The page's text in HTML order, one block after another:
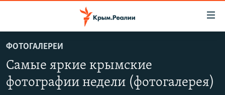
основному
содержанию
Вернутся
СПЕЦПРОЕКТЫ
ГРУЗ 200
ВОДА
ФОТОГАЛЕРЕИ
Самые яркие крымские
фотографии недели (фотогалерея)